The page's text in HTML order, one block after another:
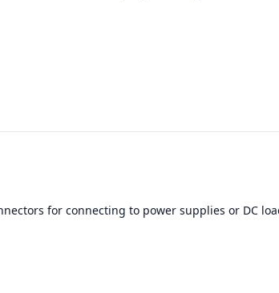
for connecting to power supplies or DC